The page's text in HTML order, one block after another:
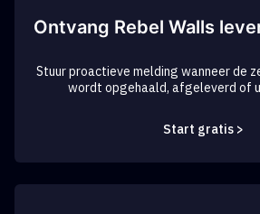
Ontvang Rebel Walls
Stuur proactieve melding wanneer de
wordt opgehaald, afgeleverd of
Start gratis >